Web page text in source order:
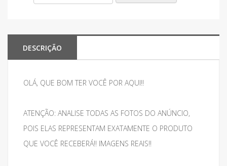
DESCRIÇÃO
OLÁ, QUE BOM TER VOCÊ POR AQUI!!
ATENÇÃO: ANALISE TODAS AS FOTOS DO ANÚNCIO,
POIS ELAS REPRESENTAM EXATAMENTE O PRODUTO
QUE VOCÊ RECEBERÁ!! IMAGENS REAIS!!